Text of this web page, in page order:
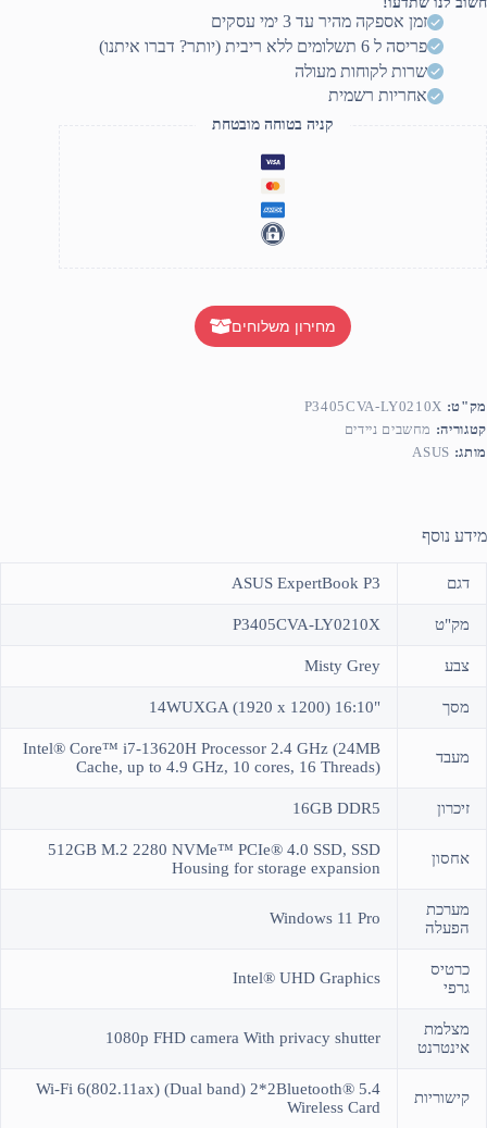
זמן אספקה מהיר עד 3 ימי עסקים
פריסה ל 6 תשלומים ללא ריבית (יותר? דברו איתנו)
שרות לקוחות מעולה
אחריות רשמית
קניה בטוחה מובטחת
מחירון משלוחים
מק"ט: P3405CVA-LY0210X
קטגוריה: מחשבים ניידים
מותג: ASUS
מידע נוסף
דגם ASUS ExpertBook P3
מק"ט P3405CVA-LY0210X
צבע Misty Grey
מסך "14WUXGA (1920 x 1200) 16:10
מעבד
Intel® Core™ i7-13620H Processor 2.4 GHz (24MB
Cache, up to 4.9 GHz, 10 cores, 16 Threads)
זיכרון 16GB DDR5
אחסון
512GB M.2 2280 NVMe™ PCIe® 4.0 SSD, SSD
Housing for storage expansion
מערכת
הפעלה
Windows 11 Pro
כרטיס
גרפי
Intel® UHD Graphics
מצלמת
אינטרנט
1080p FHD camera With privacy shutter
קישוריות
Wi-Fi 6(802.11ax) (Dual band) 2*2Bluetooth® 5.4
Wireless Card